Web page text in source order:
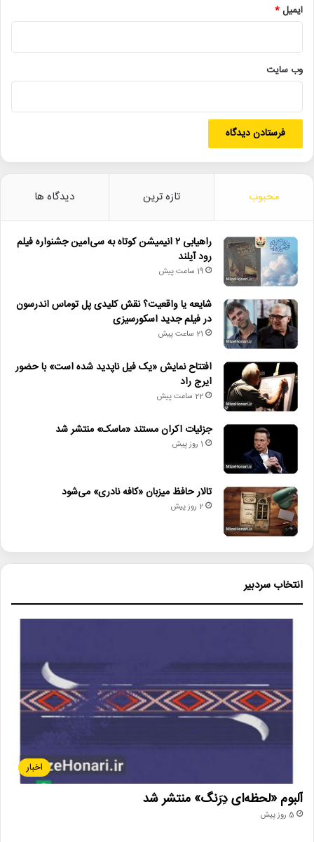
• نمایش ۲ فیلم در «پاتوق مستند»
ایران_کنسرت
رونمایی_آثار
کنسرت_تالار_وحدت
موسیقی_ایرانی
موسیقی_مقامی
نسل_خلیل هژیر_مهر_افروز
ایمیل*
وب‌ سایت
محبوب تازه ترین دیدگاه ها
راهیابی ۲ انیمیشن کوتاه به سی‌امین جشنواره فیلم
رود آیلند
19 ساعت پیش
شایعه یا واقعیت؟ نقش کلیدی پل توماس اندرسون
در فیلم جدید اسکورسیزی
21 ساعت پیش
افتتاح نمایش «یک فیل ناپدید شده است» با حضور
ایرج راد
22 ساعت پیش
جزئیات اکران مستند «ماسک» منتشر شد
1 روز پیش
تالار حافظ میزبان «کافه نادری» می‌شود
2 روز پیش
انتخاب سردبیر
اخبار
آلبوم «لحظه‌ای دِرَنگ» منتشر شد
5 روز پیش